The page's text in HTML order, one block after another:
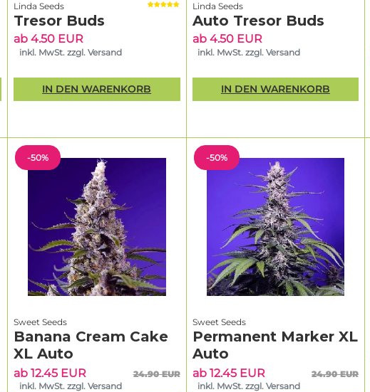
Linda Seeds
Tresor Buds
ab 4.50 EUR
inkl. MwSt. zzgl. Versand
IN DEN WARENKORB
Linda Seeds
Auto Tresor Buds
ab 4.50 EUR
inkl. MwSt. zzgl. Versand
IN DEN WARENKORB
-50%
Sweet Seeds
Banana Cream Cake
XL Auto
ab 12.45 EUR
24.90 EUR
inkl. MwSt. zzgl. Versand
-50%
Sweet Seeds
Permanent Marker XL
Auto
ab 12.45 EUR
24.90 EUR
inkl. MwSt. zzgl. Versand